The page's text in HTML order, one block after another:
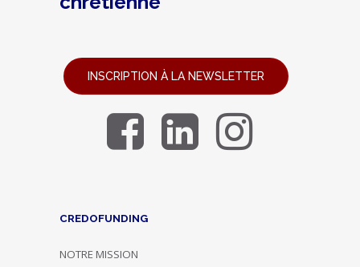
INSCRIPTION À LA NEWSLETTER
CREDOFUNDING
NOTRE MISSION